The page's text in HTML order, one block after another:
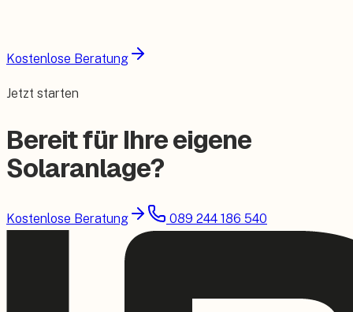
Kostenlose Beratung
Jetzt starten
Bereit für Ihre eigene
Solaranlage?
Kostenlose Beratung 089 244 186 540